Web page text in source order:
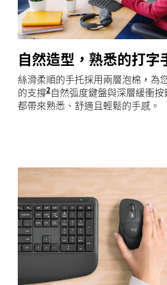
自然造型，熟悉的打字
絲滑柔順的手托採用兩層泡棉，為
的支撐2根據 Logitech ErgoLab 針
自然弧度鍵盤與深層緩衝
都帶來熟悉、舒適且輕鬆的手感。